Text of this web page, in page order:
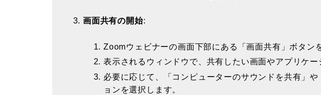
画面共有の開始:
Zoomウェビナーの画面下部にある「画面共有」ボタン
表示されるウィンドウで、共有したい画面やアプリケー
必要に応じて、「コンピューターのサウンドを共有」
ョンを選択します。